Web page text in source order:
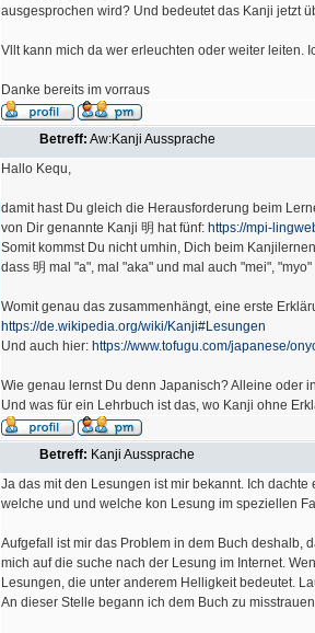
ausgesprochen wird? Und bedeutet das Kanji jetzt
Vllt kann mich da wer erleuchten oder weiter leiten.
Danke bereits im vorraus
Betreff: Aw:Kanji Aussprache
Hallo Kequ,
damit hast Du gleich die Herausforderung beim
von Dir genannte Kanji 明 hat fünf: https://mpi-
Somit kommst Du nicht umhin, Dich beim
dass 明 mal "a", mal "aka" und mal auch "mei",
Womit genau das zusammenhängt, eine erste
https://de.wikipedia.org/wiki/Kanji#Lesungen
Und auch hier: https://www.tofugu.com/japanese/
Wie genau lernst Du denn Japanisch? Alleine oder
Und was für ein Lehrbuch ist das, wo Kanji ohne
Betreff: Kanji Aussprache
Ja das mit den Lesungen ist mir bekannt. Ich
welche und und welche kon Lesung im speziellen
Aufgefall ist mir das Problem in dem Buch deshalb,
mich auf die suche nach der Lesung im Internet.
Lesungen, die unter anderem Helligkeit bedeutet.
An dieser Stelle begann ich dem Buch zu